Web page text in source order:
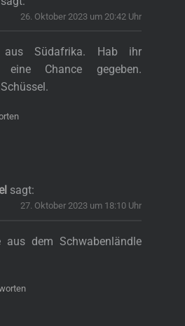
26. Oktober 2023 um 20:42 Uhr
aus Südafrika. Hab ihr
eine Chance gegeben.
sagt:
27. Oktober 2023 um 18:10 Uhr
aus dem Schwabenländle